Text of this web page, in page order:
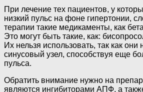
При лечение тех пациентов, у
низкий пульс на фоне гипертонии,
терапии такие медикаменты, как
Это могут быть такие, как:
Их нельзя использовать, так как они
синусовый узел, способствуя еще
пульса.
Обратить внимание нужно на
являются ингибиторами АПФ, а